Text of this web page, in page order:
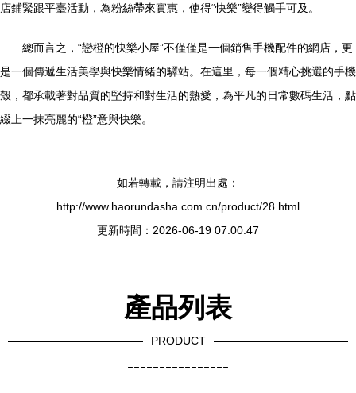
店鋪緊跟平臺活動，為粉絲帶來實惠，使得“快樂”變得觸手可及。
總而言之，“戀橙的快樂小屋”不僅僅是一個銷售手機配件的網店，更
是一個傳遞生活美學與快樂情緒的驛站。在這里，每一個精心挑選的手機
殼，都承載著對品質的堅持和對生活的熱愛，為平凡的日常數碼生活，點
綴上一抹亮麗的“橙”意與快樂。
如若轉載，請注明出處：
http://www.haorundasha.com.cn/product/28.html
更新時間：2026-06-19 07:00:47
產品列表
PRODUCT
----------------